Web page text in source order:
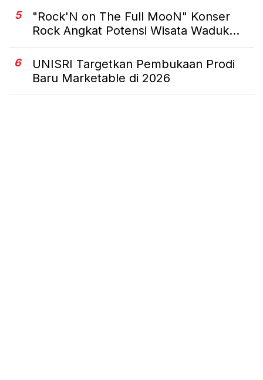
5
"Rock'N on The Full MooN" Konser
Rock Angkat Potensi Wisata Waduk...
6
UNISRI Targetkan Pembukaan Prodi
Baru Marketable di 2026